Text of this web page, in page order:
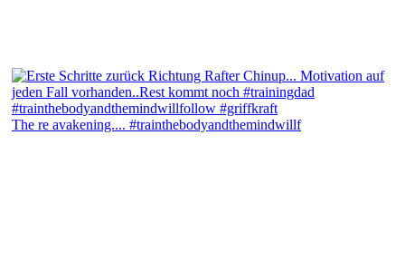
The re avakening.... #trainthebodyandthemindwillf